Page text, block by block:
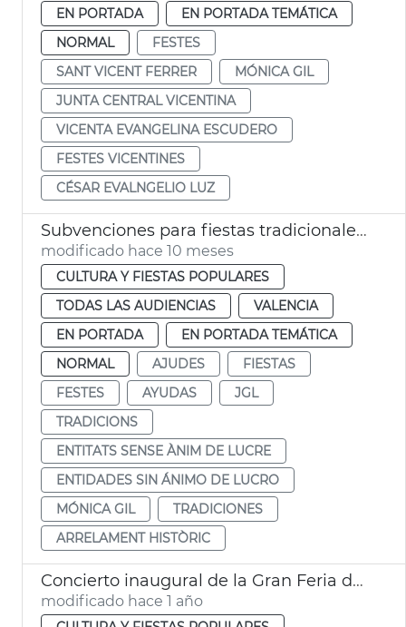
EN PORTADA
EN PORTADA TEMÁTICA
NORMAL
FESTES
SANT VICENT FERRER
MÓNICA GIL
JUNTA CENTRAL VICENTINA
VICENTA EVANGELINA ESCUDERO
FESTES VICENTINES
CÉSAR EVALNGELIO LUZ
Subvenciones para fiestas tradicionales mayor arraigo histórico
modificado hace 10 meses
CULTURA Y FIESTAS POPULARES
TODAS LAS AUDIENCIAS
VALENCIA
EN PORTADA
EN PORTADA TEMÁTICA
NORMAL
AJUDES
FIESTAS
FESTES
AYUDAS
JGL
TRADICIONS
ENTITATS SENSE ÀNIM DE LUCRE
ENTIDADES SIN ÁNIMO DE LUCRO
MÓNICA GIL
TRADICIONES
ARRELAMENT HISTÒRIC
Concierto inaugural de la Gran Feria de València
modificado hace 1 año